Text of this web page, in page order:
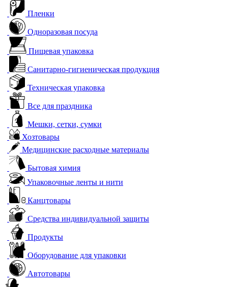
Пленки
Одноразовая посуда
Пищевая упаковка
Санитарно-гигиеническая продукция
Техническая упаковка
Все для праздника
Мешки, сетки, сумки
Хозтовары
Медицинские расходные материалы
Бытовая химия
Упаковочные ленты и нити
Канцтовары
Средства индивидуальной защиты
Продукты
Оборудование для упаковки
Автотовары